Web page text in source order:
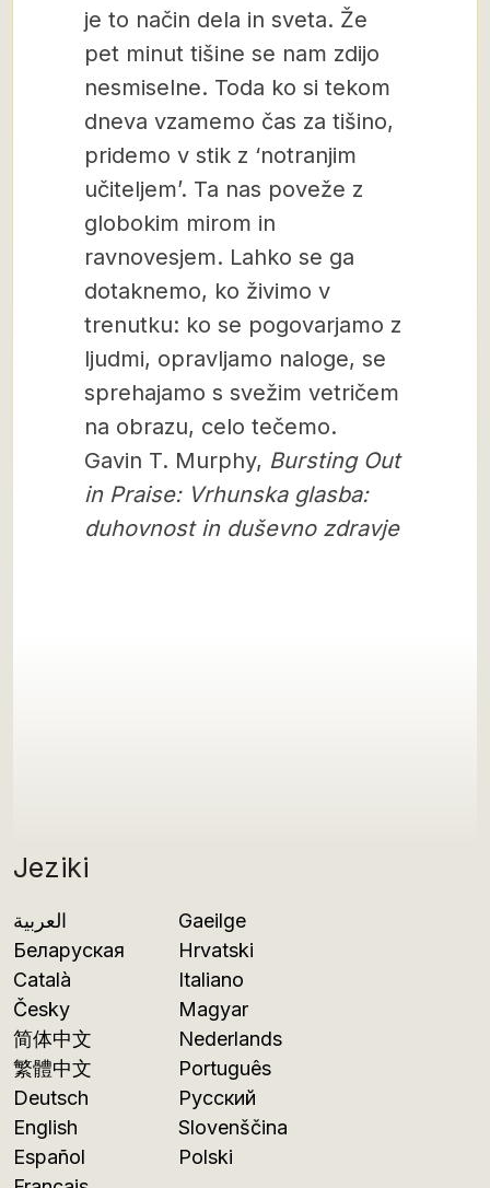
Jeziki
العربية
Беларуская
Català
Česky
简体中文
繁體中文
Deutsch
English
Español
Gaeilge
Hrvatski
Italiano
Magyar
Nederlands
Português
Русский
Slovenščina
Polski
je to način dela in sveta. Že
pet minut tišine se nam zdijo
nesmiselne. Toda ko si tekom
dneva vzamemo čas za tišino,
pridemo v stik z ‘notranjim
učiteljem’. Ta nas poveže z
globokim mirom in
ravnovesjem. Lahko se ga
dotaknemo, ko živimo v
trenutku: ko se pogovarjamo z
ljudmi, opravljamo naloge, se
sprehajamo s svežim vetričem
na obrazu, celo tečemo.
Gavin T. Murphy, Bursting Out
in Praise: Vrhunska glasba:
duhovnost in duševno zdravje